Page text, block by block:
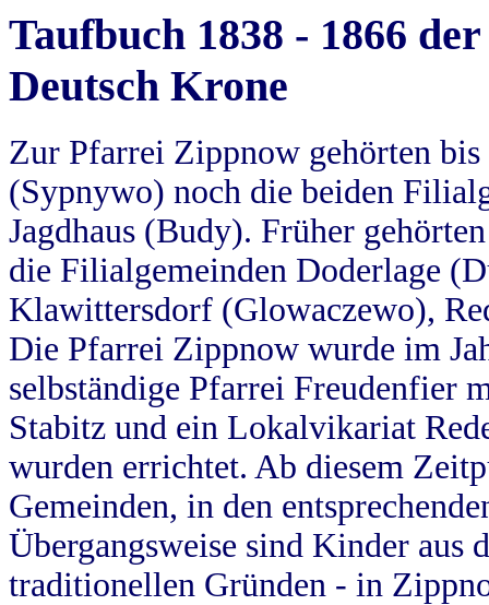
Taufbuch 1838 - 1866
Deutsch Krone
Zur Pfarrei Zippnow gehörten
(Sypnywo) noch die beiden
Jagdhaus (Budy). Früher
die Filialgemeinden Doderlage
Klawittersdorf (Glowaczewo),
Die Pfarrei Zippnow wurde im
selbständige Pfarrei Freudenfier
Stabitz und ein Lokalvikariat
wurden errichtet. Ab diesem
Gemeinden, in den
Übergangsweise sind Kinder aus
traditionellen Gründen - in